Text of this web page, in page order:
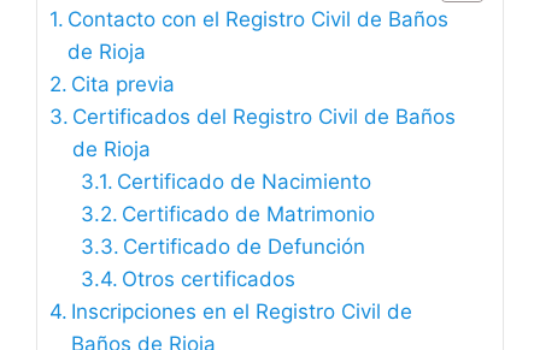
Contacto con el Registro Civil de Baños
de Rioja
Cita previa
Certificados del Registro Civil de Baños
de Rioja
Certificado de Nacimiento
Certificado de Matrimonio
Certificado de Defunción
Otros certificados
Inscripciones en el Registro Civil de
Baños de Rioja